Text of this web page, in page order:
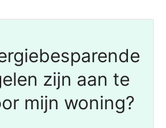
zijn aan te
mijn woning?